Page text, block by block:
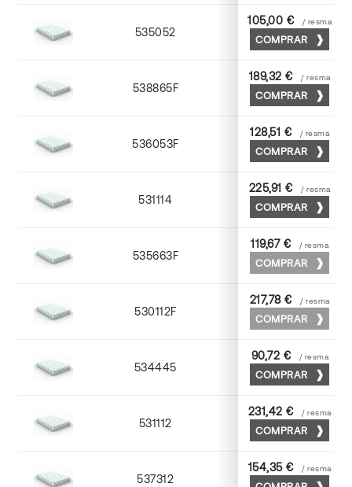
535052 52 x 70
105,00 € / resma
COMPRAR
538865F 65 x 90
189,32 € / resma
COMPRAR
536053F 53 x 75
128,51 € / resma
COMPRAR
531114 72 x 102
225,91 € / resma
COMPRAR
535663F 63 x 88
119,67 € / resma
COMPRAR
530112F 72 x 102
217,78 € / resma
COMPRAR
534445 45 x 64
90,72 € / resma
COMPRAR
531112 72 x 102
231,42 € / resma
COMPRAR
537312 72 x 102
154,35 € / resma